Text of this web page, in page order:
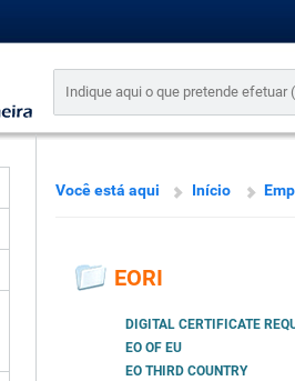
Você está aqui Início
EORI
DIGITAL CERTIFICATE
EO OF EU
EO THIRD COUNTRY